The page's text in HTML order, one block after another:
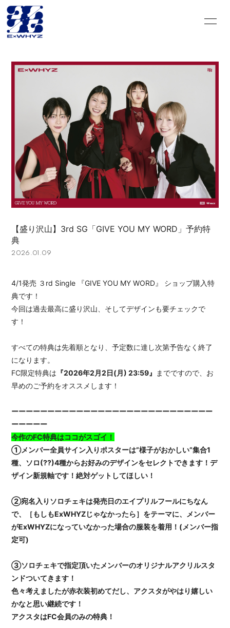
SCHEDULE
VIDEO PROFILE
GOODS CONTACT
BLOG＆CIRCLE MOVIE
RADIO PHOTO
Q&A PHOTO BOOK
会員登録 ログイン
【盛り沢山】3rd SG「GIVE YOU MY WORD」予約特
典
2026.01.09
4/1発売 ３rd Single 『GIVE YOU MY WORD』 ショップ購入特
典です！
今回は過去最高に盛り沢山、そしてデザインも要チェックで
す！
すべての特典は先着順となり、予定数に達し次第予告なく終了
になります。
FC限定特典は 『2026年2月2日(月) 23:59』
までですので、お
早めのご予約をオススメします！
ーーーーーーーーーーーーーーーーーーーーーーーーーーーー
ーーーーー
今作のFC特典はココがスゴイ！
①メンバー全員サイン入りポスターは”様子がおかしい”集合1
種、ソロ(??)4種からお好みのデザインをセレクトできます！デ
ザイン新規軸です！絶対ゲットしてほしい！
②宛名入りソロチェキは発売日のエイプリルフールにちなん
で、［もしもExWHYZじゃなかったら］をテーマに、メンバー
がExWHYZになっていなかった場合の服装を着用！(メンバー指
定可)
③ソロチェキで指定頂いたメンバーのオリジナルアクリルスタ
ンドついてきます！
色々考えましたが赤衣装初めてだし、アクスタがやはり嬉しい
かなと思い継続です！
アクスタはFC会員のみの特典！